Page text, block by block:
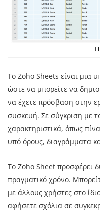
Το Zoho Sheets είναι μια
ώστε να μπορείτε να
να έχετε πρόσβαση στην
συσκευή. Σε σύγκριση με
χαρακτηριστικά, όπως
υπό όρους, διαγράμματα
Το Zoho Sheet προσφέρει
πραγματικό χρόνο.
με άλλους χρήστες στο
αφήσετε σχόλια σε